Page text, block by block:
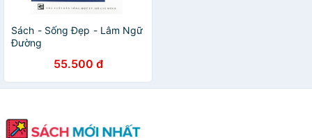
Sách - Sống Đẹp - Lâm Ngữ
Đường
55.500 đ